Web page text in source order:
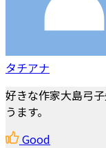
タチアナ
好きな作家大島弓
うます。
Good